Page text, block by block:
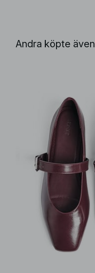
Andra köpte även